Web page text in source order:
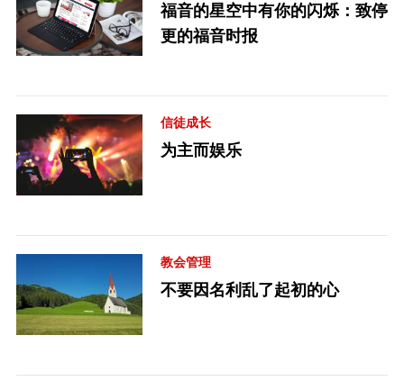
福音的星空中有你的闪烁：致停
更的福音时报
信徒成长
为主而娱乐
教会管理
不要因名利乱了起初的心